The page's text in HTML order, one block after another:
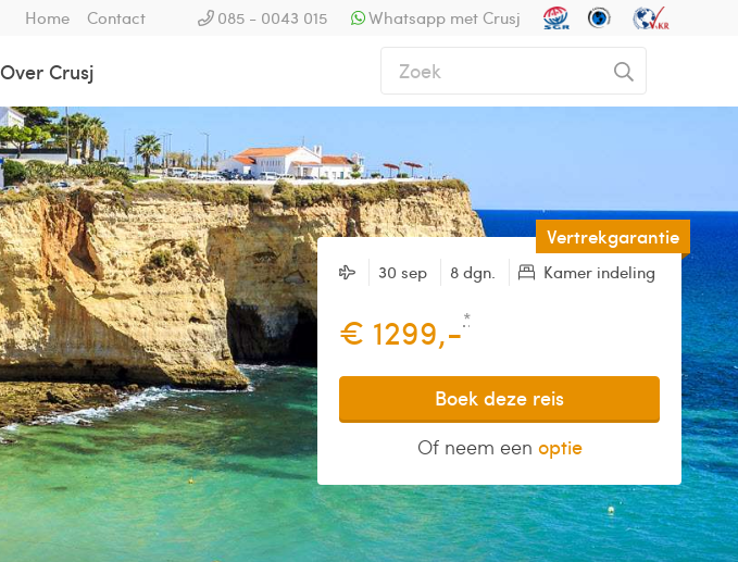
Home Contact 085 - 0043 015 Whatsapp met Crusj
Over Crusj
Vertrekgarantie
30 sep 8 dgn. Kamer indeling
€ 1299,-*
Boek deze reis
Of neem een optie